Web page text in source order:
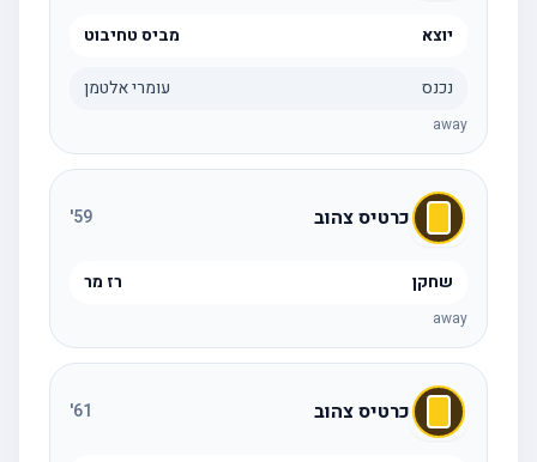
יוצא מביס טחיבוט
נכנס עומרי אלטמן
away
כרטיס צהוב 59
'
שחקן רז מר
away
כרטיס צהוב 61
'